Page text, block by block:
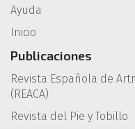
Ayuda
Inicio
Publicaciones
Revista Española de
(REACA)
Revista del Pie y Tobillo